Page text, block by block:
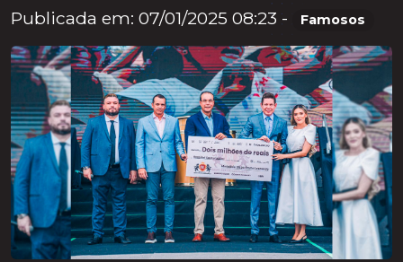
Publicada em: 07/01/2025 08:23 - Famosos